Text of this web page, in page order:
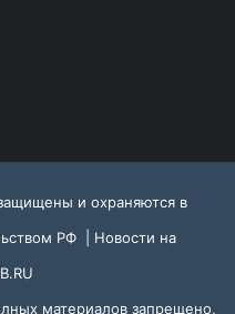
и охраняются в
РФ | Новости на
материалов запрещено,